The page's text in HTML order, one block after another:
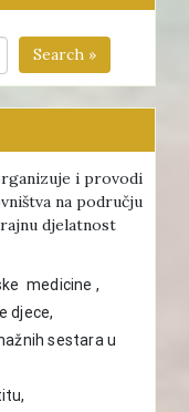
Search »
i provodi
na području
djelatnost
medicine ,
djece,
sestara u